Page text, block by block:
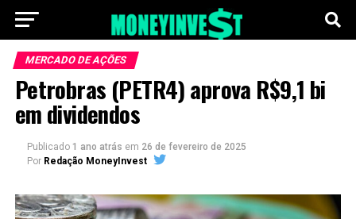
MERCADO DE AÇÕES
Petrobras (PETR4) aprova R$9,1 bi
em dividendos
Publicado 1 ano atrás em 26 de fevereiro de 2025
Por Redação MoneyInvest